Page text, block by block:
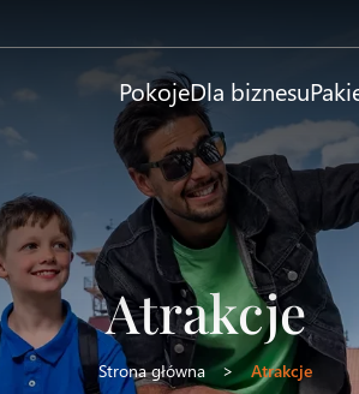
PokojeDla biznesu
Atrakcje
Strona główna > Atrakcje